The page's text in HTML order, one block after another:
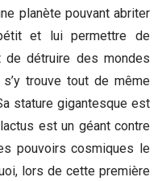
planète pouvant abriter
et lui permettre de
de détruire des mondes
trouve tout de même
stature gigantesque est
est un géant contre
pouvoirs cosmiques le
lors de cette première